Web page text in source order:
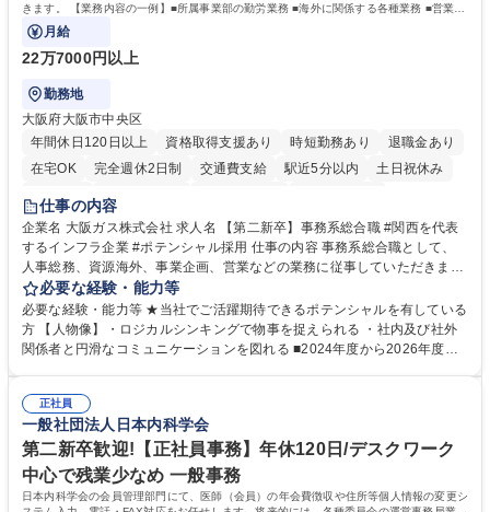
きます。 【業務内容の一例】■所属事業部の勤労業務 ■海外に関係する各種業務 ■営業部
門の企画スタッフ、ルート営業
月給
22万7000円以上
勤務地
大阪府大阪市中央区
年間休日120日以上
資格取得支援あり 時短勤務あり
退職金あり
在宅OK
完全週休2日制 交通費支給 駅近5分以内
土日祝休み
服装自由
第二新卒歓迎
仕事の内容
企業名 大阪ガス株式会社 求人名 【第二新卒】事務系総合職 #関西を代表
するインフラ企業 #ポテンシャル採用 仕事の内容 事務系総合職として、
人事総務、資源海外、事業企画、営業などの業務に従事していただきま
す。 【業務内容の一例】■所属事業部の勤労業務 ■海外に関係する各種業
務 ■営業部門の企画スタッフ、ルート営業 【キャリアパス】入社後の配属
ポジションで一定期間ご活躍頂いた後、本人の適性及び将来のキャリアを
鑑みてジョブローテーションを行います。 【育成】OJTでの現場育成や研
表するインフラ企業 #ポテンシャル採用
必要な経験・能力等
必要な経験・能力等 ★当社でご活躍期待できるポテンシャルを有している
方 【人物像】・ロジカルシンキングで物事を捉えられる ・社内及び社外
関係者と円滑なコミュニケーションを図れる ■2024年度から2026年度ま
72.html ■エネルギーセキュリティの不安定化や気候変動による自然災害の
甚大化など、これまで以上に社会課題解決の重要性が高まっています。
「未来の日常」の創造に向けて持続可能な社会の実現に貢献してまいりま
す。 学歴・資格 学歴：大学院 大学 語学力： 資格：
正社員
一般社団法人日本内科学会
第二新卒歓迎!【正社員事務】年休120日/デスクワーク
中心で残業少なめ 一般事務
日本内科学会の会員管理部門にて、医師（会員）の年会費徴収や住所等個人情報の変更シ